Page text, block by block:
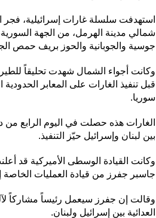
استهدفت سلسلة غارات إسرائيلية، فجر
شمالي مدينة الهرمل، من الجهة
جوسية والجوبانية والحوز بريف حمص
وكانت أجواء الشمال شهدت تحليقاً
قبل تنفيذ الغارات على المعابر الحدودية
سوريا.
الغارات هذه حصلت في اليوم الرابع من
بين لبنان وإسرائيل حيّز التنفيذ.
وكانت القيادة الوسطى الأميركية قد
جاسبر جفرز من قيادة العمليات الخاصة
وقالت إن جفرز سيعمل رئيساً مشاركاً
العدائية بين إسرائيل ولبنان.